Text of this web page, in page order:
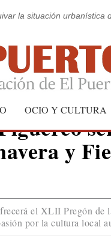
la situación urbanística
OCIO Y CULTURA
y
el XLII Pregón de
por la cultura local